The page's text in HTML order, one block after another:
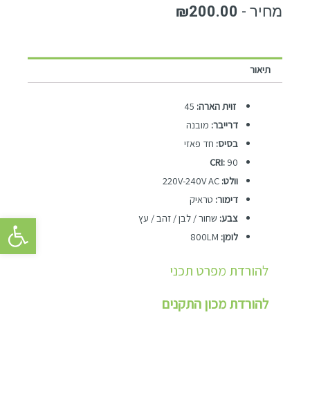
פתח
₪200.00
תיאור
זוית הארה: 45
דרייבר: מובנה
בסיס: חד פאזי
CRI: 90
וולט: 220V-240V AC
דימור: טראיק
צבע: שחור / לבן / זהב / עץ
לומן: 800LM
להורדת מפרט תכני
להורדת מכון התקנים